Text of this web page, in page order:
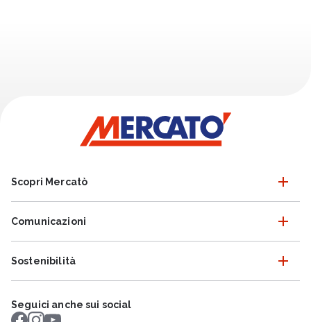
Scopri Mercatò
Comunicazioni
Sostenibilità
Seguici anche sui social